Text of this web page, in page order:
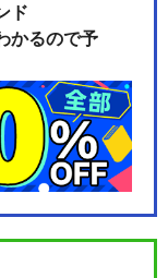
ド
かるので予